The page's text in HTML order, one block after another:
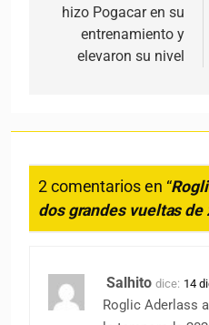
hizo Pogacar en su
entrenamiento y
elevaron su nivel
2 comentarios en “
dos grandes vueltas de
Salhito dice: 14
Roglic Aderlass